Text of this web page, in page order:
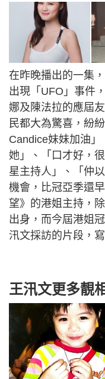
在昨晚播出的一集
出現「UFO」事件
娜及陳法拉的應屆
民都大為驚喜，紛
Candice妹妹加油
她」、「口才好，
星主持人」、「仲
機會，比冠亞季還
望》的港姐主持，
出身，而今屆港姐
汛文採訪的片段，
王汛文更多靚